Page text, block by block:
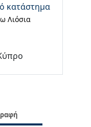
κατάστημα
Λιόσια